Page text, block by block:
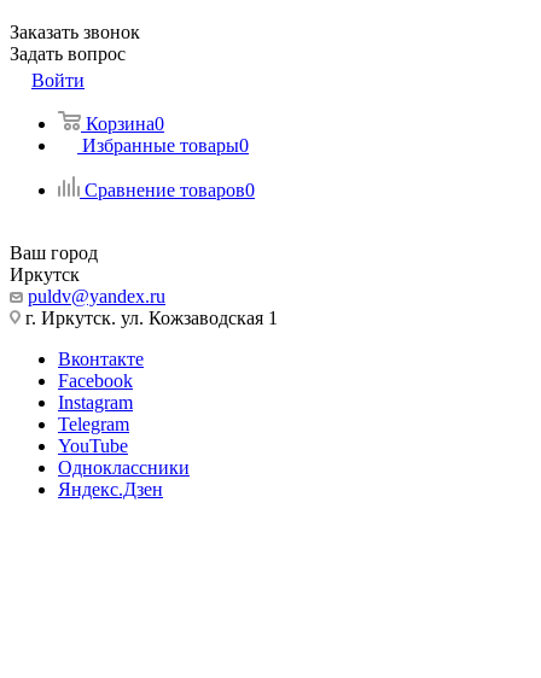
Заказать звонок
Задать вопрос
Войти
Корзина0
Избранные товары0
Сравнение товаров0
Ваш город
Иркутск
puldv@yandex.ru
г. Иркутск. ул. Кожзаводская 1
Вконтакте
Facebook
Instagram
Telegram
YouTube
Одноклассники
Яндекс.Дзен